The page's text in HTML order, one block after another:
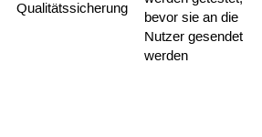
Qualitätssicherung
bevor sie an die
Nutzer gesendet
werden